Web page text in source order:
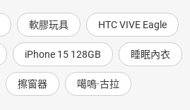
軟膠玩具 HTC VIVE Eagle
iPhone 15 128GB 睡眠內衣
擦窗器 噶嗚·古拉